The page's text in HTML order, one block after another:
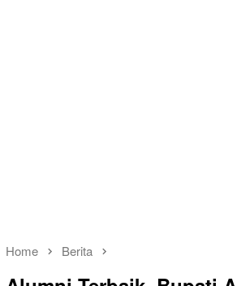
Home Berita